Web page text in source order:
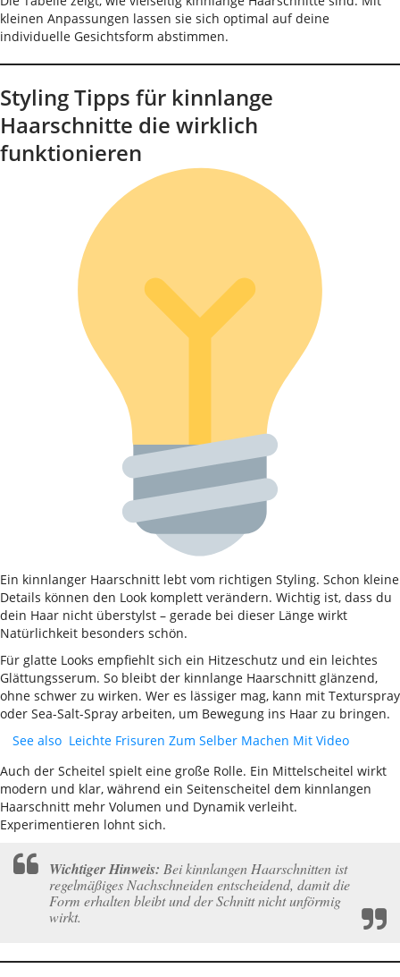
kleinen Anpassungen lassen sie sich optimal auf deine
individuelle Gesichtsform abstimmen.
Styling Tipps für kinnlange
Haarschnitte die wirklich
funktionieren
Ein kinnlanger Haarschnitt lebt vom richtigen Styling. Schon kleine
Details können den Look komplett verändern. Wichtig ist, dass du
dein Haar nicht überstylst – gerade bei dieser Länge wirkt
Natürlichkeit besonders schön.
Für glatte Looks empfiehlt sich ein Hitzeschutz und ein leichtes
Glättungsserum. So bleibt der kinnlange Haarschnitt glänzend,
ohne schwer zu wirken. Wer es lässiger mag, kann mit Texturspray
oder Sea-Salt-Spray arbeiten, um Bewegung ins Haar zu bringen.
See also Leichte Frisuren Zum Selber Machen Mit Video
Auch der Scheitel spielt eine große Rolle. Ein Mittelscheitel wirkt
modern und klar, während ein Seitenscheitel dem kinnlangen
Haarschnitt mehr Volumen und Dynamik verleiht.
Experimentieren lohnt sich.
Wichtiger Hinweis: Bei kinnlangen Haarschnitten ist
regelmäßiges Nachschneiden entscheidend, damit die
Form erhalten bleibt und der Schnitt nicht unförmig
wirkt.